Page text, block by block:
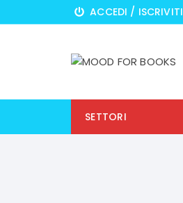
al
ACCEDI / ISCRIVITI
SETTORI